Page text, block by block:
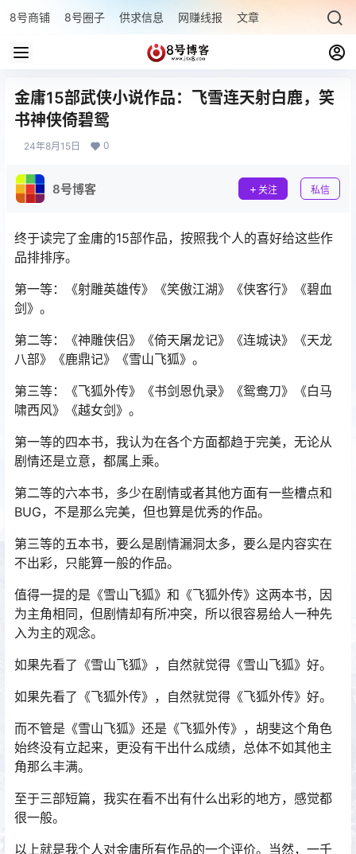
8号商铺 8号圈子 供求信息 网赚线报 文章专题 最新文章
金庸15部武侠小说作品：飞雪连天射白鹿，笑
书神侠倚碧鸳
24年8月15日 0
8号博客 关注 私信
终于读完了金庸的15部作品，按照我个人的喜好给这些作
品排排序。
第一等：《射雕英雄传》《笑傲江湖》《侠客行》《碧血
剑》。
第二等：《神雕侠侣》《倚天屠龙记》《连城诀》《天龙
八部》《鹿鼎记》《雪山飞狐》。
第三等：《飞狐外传》《书剑恩仇录》《鸳鸯刀》《白马
啸西风》《越女剑》。
第一等的四本书，我认为在各个方面都趋于完美，无论从
剧情还是立意，都属上乘。
第二等的六本书，多少在剧情或者其他方面有一些槽点和
BUG，不是那么完美，但也算是优秀的作品。
第三等的五本书，要么是剧情漏洞太多，要么是内容实在
不出彩，只能算一般的作品。
值得一提的是《雪山飞狐》和《飞狐外传》这两本书，因
为主角相同，但剧情却有所冲突，所以很容易给人一种先
入为主的观念。
如果先看了《雪山飞狐》，自然就觉得《雪山飞狐》好。
如果先看了《飞狐外传》，自然就觉得《飞狐外传》好。
而不管是《雪山飞狐》还是《飞狐外传》，胡斐这个角色
始终没有立起来，更没有干出什么成绩，总体不如其他主
角那么丰满。
至于三部短篇，我实在看不出有什么出彩的地方，感觉都
很一般。
以上就是我个人对金庸所有作品的一个评价。当然，一千